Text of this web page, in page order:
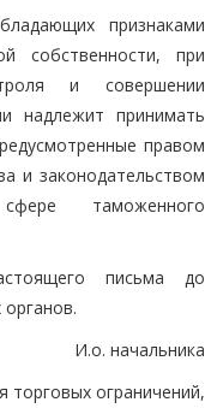
признаками
собственности, при
и совершении
надлежит принимать
правом
и законодательством
таможенного
письма до
И.о. начальника
торговых ограничений,